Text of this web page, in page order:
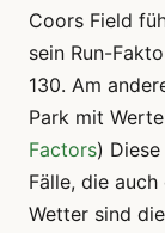
Coors Field
sein Run-
130. Am
Park mit
Factors)
Fälle, die
Wetter sind